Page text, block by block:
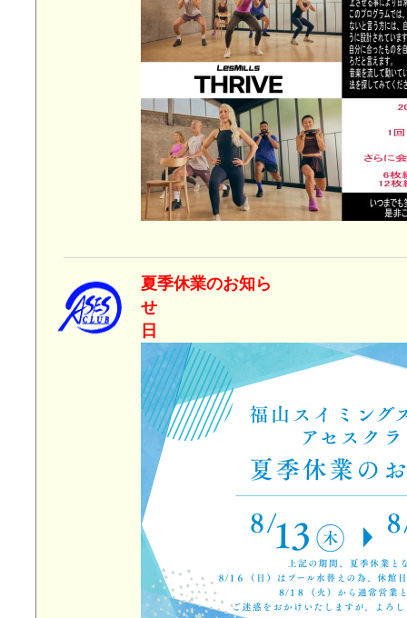
夏季休業のお知ら
せ 2026
日